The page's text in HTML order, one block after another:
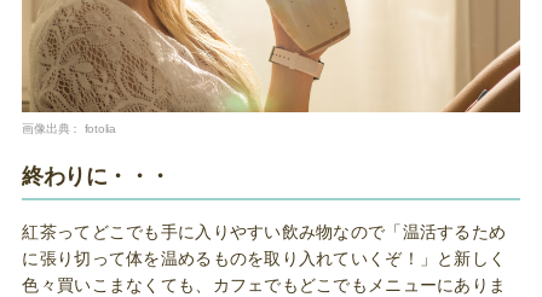
画像出典： fotolia
終わりに・・・
紅茶ってどこでも手に入りやすい飲み物なので「温活するため
に張り切って体を温めるものを取り入れていくぞ！」と新しく
色々買いこまなくても、カフェでもどこでもメニューにありま